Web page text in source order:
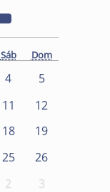
Sáb Dom
4
5
11
12
18
19
25
26
2 3